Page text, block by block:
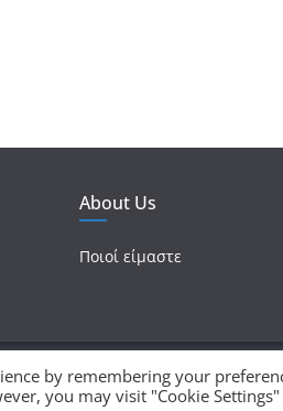
About Us
Ποιοί είμαστε
προστατεύονται.
.
by remembering your
you may visit "Cookie